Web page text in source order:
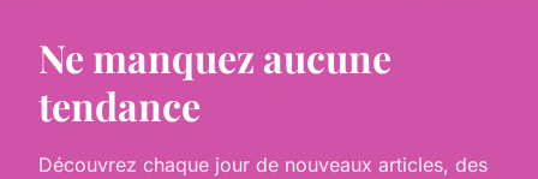
Ne manquez aucune
tendance
Découvrez chaque jour de nouveaux articles, des